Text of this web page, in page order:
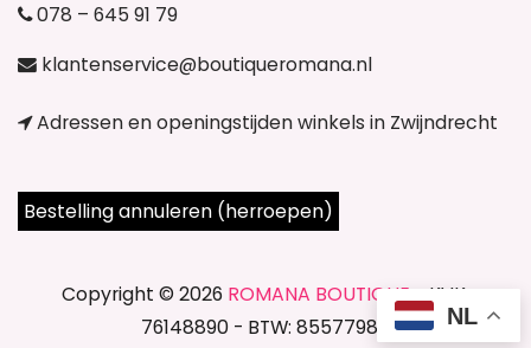
078 – 645 91 79
klantenservice@boutiqueromana.nl
Adressen en openingstijden winkels in Zwijndrecht
Bestelling annuleren (herroepen)
Copyright © 2026 ROMANA BOUTIQUE- KVK:
76148890 - BTW: 85577987
NL